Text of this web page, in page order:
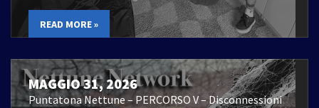
READ MORE »
MAGGIO 31, 2026
Puntatona Nettune – PERCORSO V – Disconnessioni